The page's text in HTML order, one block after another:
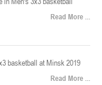
16 апреля 2026 г., г.
Read More ...
basketball at Minsk 2019
Read More ...